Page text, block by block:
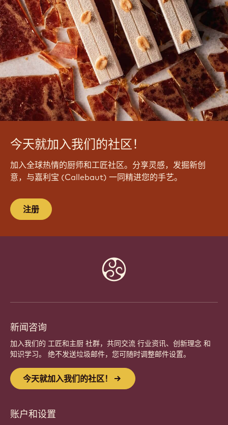
今天就加入我们的社区！
加入全球热情的厨师和工匠社区。分享灵感，发掘新创
意，与嘉利宝 (Callebaut) 一同精进您的手艺。
注册
新闻咨询
加入我们的 工匠和主厨 社群，共同交流 行业资讯、创新理念 和
知识学习。 绝不发送垃圾邮件，您可随时调整邮件设置。
今天就加入我们的社区！
账户和设置